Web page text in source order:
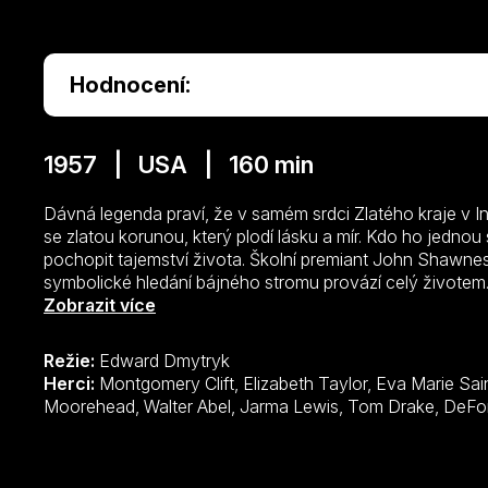
Hodnocení:
1957 | USA | 160 min
Dávná legenda praví, že v samém srdci Zlatého kraje v
se zlatou korunou, který plodí lásku a mír. Kdo ho
pochopit tajemství života. Školní premiant John Shawnessy patří k místním patriotům,
symbolické hledání bájného stromu provází celý
studium, sní o dráze básníka, který se stane lordem
celým dosavadním životem. John jí ale nečekaně zlomí
jižanské krásky Susanny , která sem zavítala do
vášnivý letní románek nakonec vyústí ve svatbu, jejich
šťastná volba. Společně odchází žít do New Orleans,
Zobrazit více
Režie: Edward Dmytryk
Herci:
Moorehead, Walter